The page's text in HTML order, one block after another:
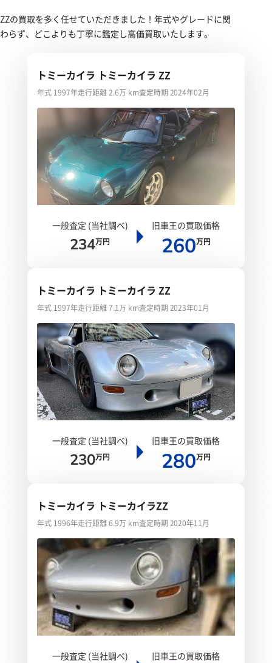
ZZの買取を多く任せていただきました！年式やグレードに関
わらず、どこよりも丁寧に鑑定し高価買取いたします。
トミーカイラ トミーカイラ ZZ
年式 1997年走行距離 2.6万 km査定時期 2024年02月
一般査定 (当社調べ)
234万円
旧車王の買取価格
260万円
トミーカイラ トミーカイラ ZZ
年式 1997年走行距離 7.1万 km査定時期 2023年01月
一般査定 (当社調べ)
230万円
旧車王の買取価格
280万円
トミーカイラ トミーカイラZZ
年式 1996年走行距離 6.9万 km査定時期 2020年11月
一般査定 (当社調べ) 旧車王の買取価格